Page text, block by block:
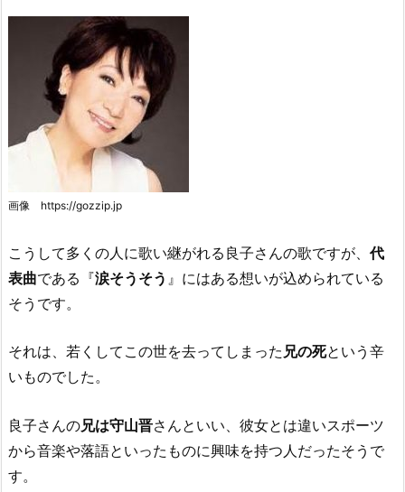
画像 https://gozzip.jp
こうして多くの人に歌い継がれる良子さんの歌ですが、 代
表曲である『涙そうそう 』にはある想いが込められている
そうです。
それは、若くしてこの世を去ってしまった 兄の死という辛
いものでした。
良子さんの兄は守山晋さんといい、彼女とは違いスポーツ
から音楽や落語といったものに興味を持つ人だったそうで
す。